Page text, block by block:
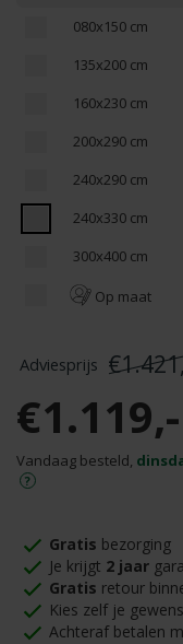
080x150 cm
135x200 cm
160x230 cm
200x290 cm
240x290 cm
240x330 cm
300x400 cm
Op maat
€1.119,-
Vandaag besteld,
Gratis bezorging
Je krijgt 2 jaar
Gratis retour
Kies zelf je
Achteraf betalen